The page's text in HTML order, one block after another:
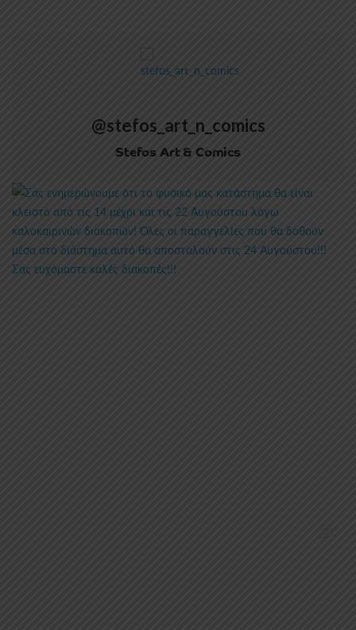
@stefos_art_n_comics
Stefos Art & Comics